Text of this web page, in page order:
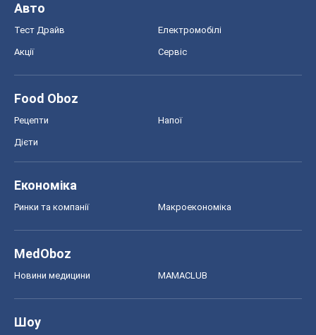
Авто
Тест Драйв Електромобілі
Акції Сервіс
Food Oboz
Рецепти Напої
Дієти
Економіка
Ринки та компанії Макроекономіка
MedOboz
Новини медицини MAMACLUB
Шоу